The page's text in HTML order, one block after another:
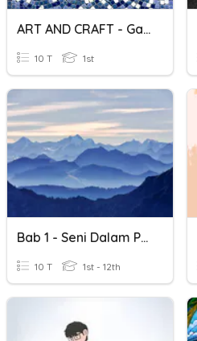
ART AND CRAFT - Gambar Ekspresi
10 T 1st
Bab 1 - Seni Dalam Pendidikan
10 T 1st - 12th